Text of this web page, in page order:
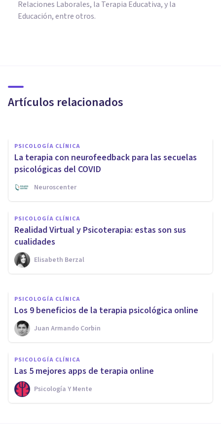
Relaciones Laborales, la Terapia Educativa, y la
Educación, entre otros.
Artículos relacionados
ámbitos de trabajo
PSICOLOGÍA CLÍNICA
La terapia con neurofeedback para las secuelas
psicológicas del COVID
Neuroscenter
PSICOLOGÍA CLÍNICA
Realidad Virtual y Psicoterapia: estas son sus
cualidades
Elisabeth Berzal
¿Cuánto cobra un psicólogo
online?
Nahum Montagud Rubio
PSICOLOGÍA CLÍNICA
​Los 9 beneficios de la terapia psicológica online
Juan Armando Corbin
PSICOLOGÍA CLÍNICA
Las 5 mejores apps de terapia online
Psicología Y Mente